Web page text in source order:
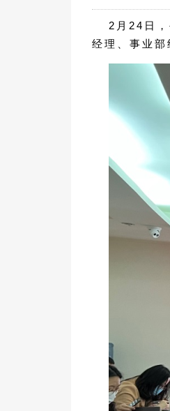
2月24日
经理、事业